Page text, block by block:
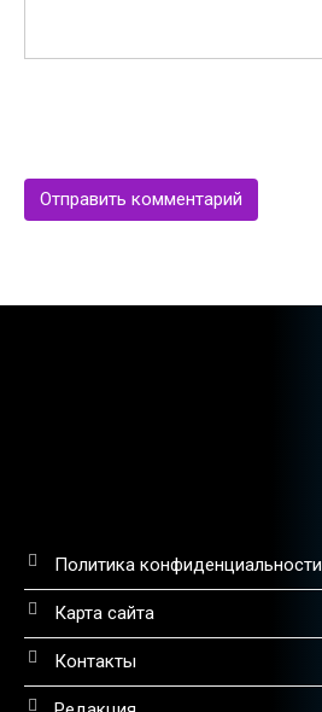
Политика конфиденциальности
Карта сайта
Контакты